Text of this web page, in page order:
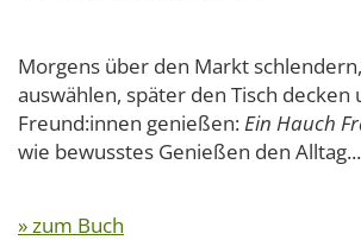
Morgens über den Markt
auswählen, später den Tisch decken
Freund:innen genießen:Ein Hauch
wie bewusstes Genießen den Alltag...
» zum Buch